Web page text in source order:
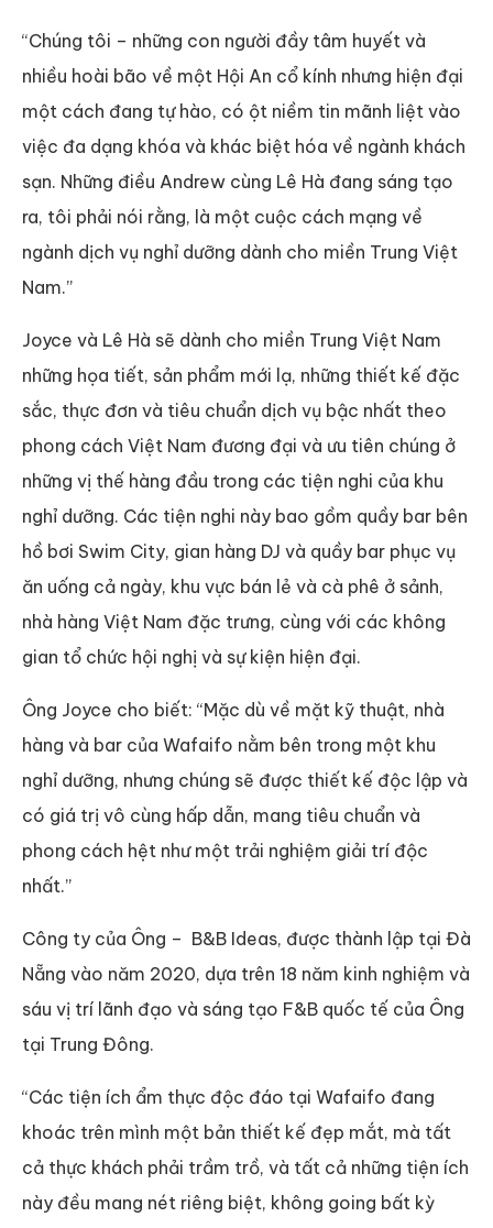
“Chúng tôi – những con người đầy tâm huyết và
nhiều hoài bão về một Hội An cổ kính nhưng hiện đại
một cách đang tự hào, có ột niềm tin mãnh liệt vào
việc đa dạng khóa và khác biệt hóa về ngành khách
sạn. Những điều Andrew cùng Lê Hà đang sáng tạo
ra, tôi phải nói rằng, là một cuộc cách mạng về
ngành dịch vụ nghỉ dưỡng dành cho miền Trung Việt
Nam.”
Joyce và Lê Hà sẽ dành cho miền Trung Việt Nam
những họa tiết, sản phẩm mới lạ, những thiết kế đặc
sắc, thực đơn và tiêu chuẩn dịch vụ bậc nhất theo
phong cách Việt Nam đương đại và ưu tiên chúng ở
những vị thế hàng đầu trong các tiện nghi của khu
nghỉ dưỡng. Các tiện nghi này bao gồm quầy bar bên
hồ bơi Swim City, gian hàng DJ và quầy bar phục vụ
ăn uống cả ngày, khu vực bán lẻ và cà phê ở sảnh,
nhà hàng Việt Nam đặc trưng, cùng với các không
gian tổ chức hội nghị và sự kiện hiện đại.
Ông Joyce cho biết: “Mặc dù về mặt kỹ thuật, nhà
hàng và bar của Wafaifo nằm bên trong một khu
nghỉ dưỡng, nhưng chúng sẽ được thiết kế độc lập và
có giá trị vô cùng hấp dẫn, mang tiêu chuẩn và
phong cách hệt như một trải nghiệm giải trí độc
nhất.”
Công ty của Ông – B&B Ideas, được thành lập tại Đà
Nẵng vào năm 2020, dựa trên 18 năm kinh nghiệm và
sáu vị trí lãnh đạo và sáng tạo F&B quốc tế của Ông
tại Trung Đông.
“Các tiện ích ẩm thực độc đáo tại Wafaifo đang
khoác trên mình một bản thiết kế đẹp mắt, mà tất
cả thực khách phải trầm trồ, và tất cả những tiện ích
này đều mang nét riêng biệt, không going bất kỳ